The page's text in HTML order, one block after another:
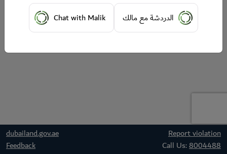
dubailand.gov.ae
Report violation
Feedback
Call Us:8004488
Chat with Malik
الدردشة مع مالك